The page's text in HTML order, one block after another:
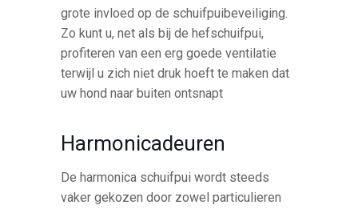
grote invloed op de schuifpuibeveiliging.
Zo kunt u, net als bij de hefschuifpui,
profiteren van een erg goede ventilatie
terwijl u zich niet druk hoeft te maken dat
uw hond naar buiten ontsnapt
Harmonicadeuren
De harmonica schuifpui wordt steeds
vaker gekozen door zowel particulieren